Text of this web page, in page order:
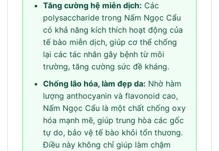
Tăng cường hệ miễn dịch: Các
polysaccharide trong Nấm Ngọc Cẩu
có khả năng kích thích hoạt động của
tế bào miễn dịch, giúp cơ thể chống
lại các tác nhân gây bệnh từ môi
trường, tăng cường sức đề kháng.
Chống lão hóa, làm đẹp da: Nhờ hàm
lượng anthocyanin và flavonoid cao,
Nấm Ngọc Cẩu là một chất chống oxy
hóa mạnh mẽ, giúp trung hòa các gốc
tự do, bảo vệ tế bào khỏi tổn thương.
Điều này không chỉ giúp làm chậm